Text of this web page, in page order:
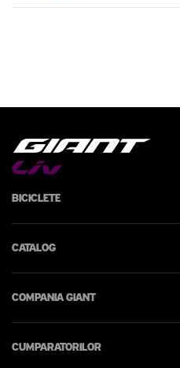
Biciclete
Catalog
Compania Giant
Cumparatorilor